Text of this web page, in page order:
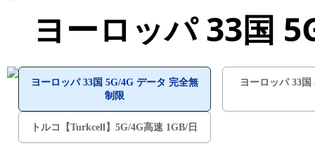
ヨーロッパ 33国
ヨーロッパ 33国 5G/4G データ 完全無
制限
ヨーロッパ 33
トルコ【Turkcell】5G/4G高速 1GB/日